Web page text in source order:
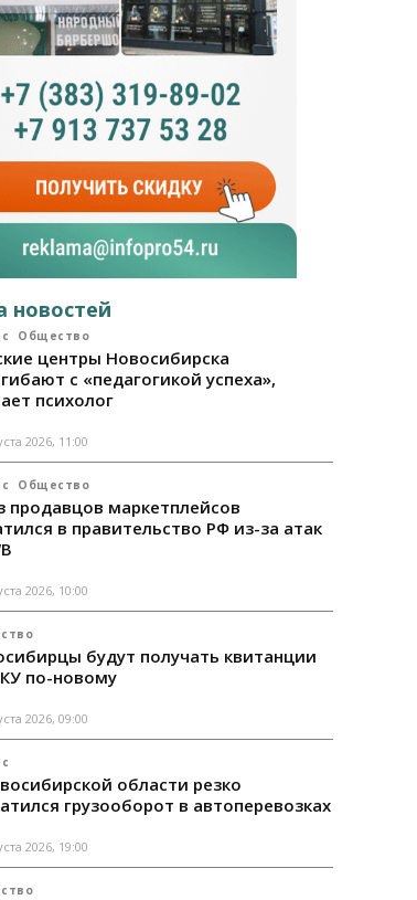
новостей
Общество
центры Новосибирска
с «педагогикой успеха»,
психолог
2026, 11:00
Общество
продавцов маркетплейсов
в правительство РФ из-за атак
2026, 10:00
будут получать квитанции
по-новому
2026, 09:00
области резко
грузооборот в автоперевозках
2026, 19:00